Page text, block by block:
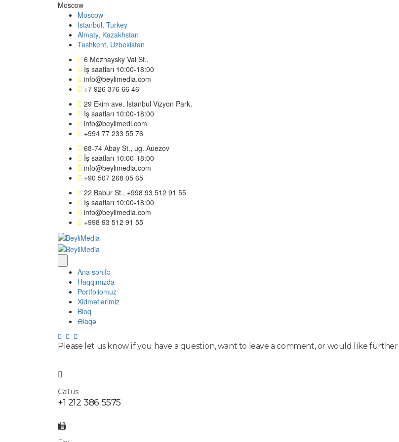
Moscow
Moscow
Istanbul, Turkey
Almaty, Kazakhstan
Tashkent, Uzbekistan
6 Mozhaysky Val St.,
İş saatları 10:00-18:00
info@beylimedia.com
+7 926 376 66 46
29 Ekim ave. Istanbul Vizyon Park,
İş saatları 10:00-18:00
info@beylimedi.com
+994 77 233 55 76
68-74 Abay St., ug. Auezov
İş saatları 10:00-18:00
info@beylimedia.com
+90 507 268 05 65
22 Babur St., +998 93 512 91 55
İş saatları 10:00-18:00
info@beylimedia.com
+998 93 512 91 55
Ana səhifə
Haqqımızda
Portfoliomuz
Xidmətlərimiz
Bloq
Əlaqə
Please let us know if you have a question, want to leave a comment, or would like
Call us
+1 212 386 5575